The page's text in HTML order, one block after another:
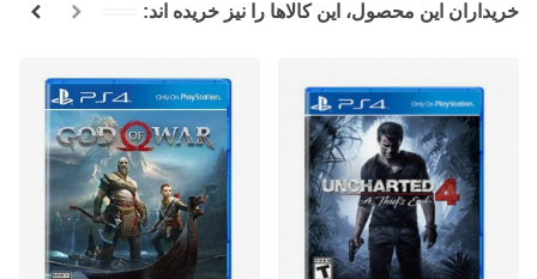
خریداران این محصول، این کالاها را نیز خریده اند: